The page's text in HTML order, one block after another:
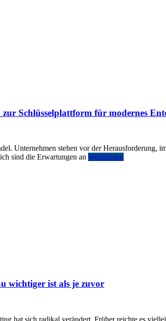
Schlüsselplattform für modernes
Unternehmen stehen vor der Herausforderung,
sind die Erwartungen an Weiterlesen
wichtiger ist als je zuvor
hat sich radikal verändert. Früher reichte es